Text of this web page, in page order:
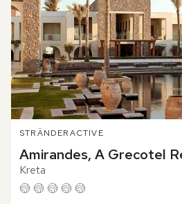
STRÄNDERACTIVE
Amirandes, A Grecotel
Kreta